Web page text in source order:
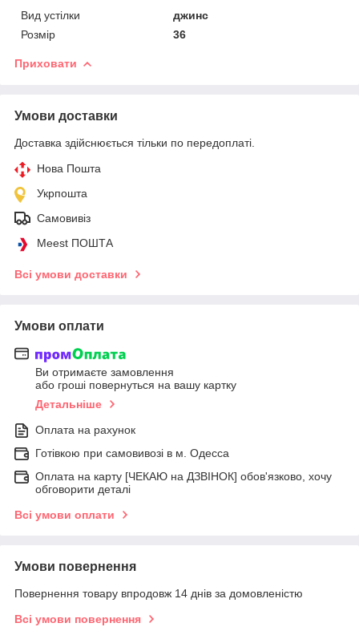
Вид устілки
джинс
Розмір
36
Приховати
Умови доставки
Доставка здійснюється тільки по передоплаті.
Нова Пошта
Укрпошта
Самовивіз
Meest ПОШТА
Всі умови доставки
Умови оплати
Ви отримаєте замовлення
або гроші повернуться на вашу картку
Детальніше
Оплата на рахунок
Готівкою при самовивозі в м. Одесса
Оплата на карту [ЧЕКАЮ на ДЗВІНОК] обов'язково, хочу
обговорити деталі
Всі умови оплати
Умови повернення
Повернення товару впродовж 14 днів за домовленістю
Всі умови повернення